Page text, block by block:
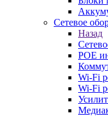
Сетевое
Назад
POE
Wi-Fi
Wi-Fi